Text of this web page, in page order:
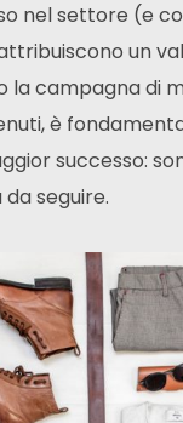
nel settore (e
un
la campagna di
è
successo:
seguire.